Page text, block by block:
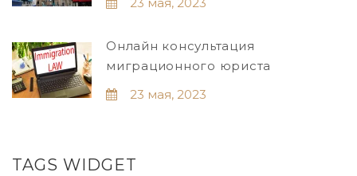
Онлайн консультация
миграционного юриста
23 мая, 2023
TAGS WIDGET